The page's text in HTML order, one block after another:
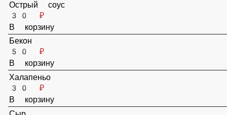
Острый соус
30 ₽
В корзину
Бекон
50 ₽
В корзину
Халапеньо
30 ₽